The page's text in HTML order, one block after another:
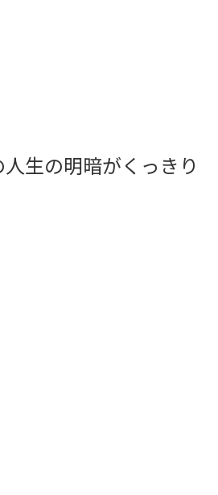
生の明暗がくっきり